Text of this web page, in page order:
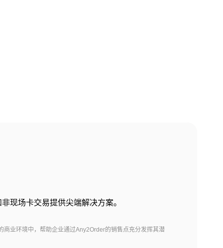
现场卡交易提供尖端解决方案。
商业环境中，帮助企业通过Any2Order的销售点充分发挥其潜